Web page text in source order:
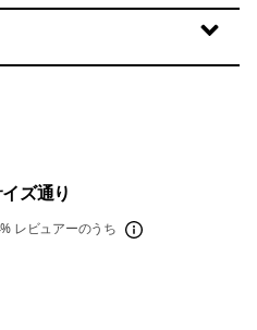
ズ通り
レビュアーのうち